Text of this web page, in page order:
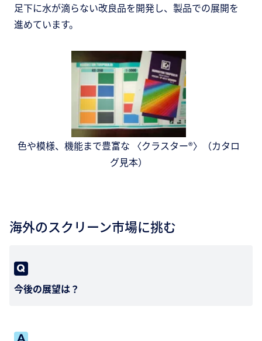
足下に水が滴らない改良品を開発し、製品での展開を
進めています。
色や模様、機能まで豊富な 〈クラスター®〉（カタロ
グ見本）
海外のスクリーン市場に挑む
今後の展望は？